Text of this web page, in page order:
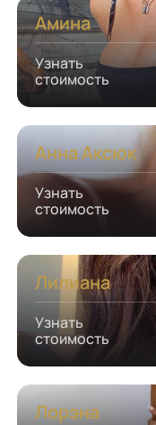
Амина
Узнать
стоимость
Анна Аксюк
Узнать
стоимость
Лилиана
Узнать
стоимость
Лорэна